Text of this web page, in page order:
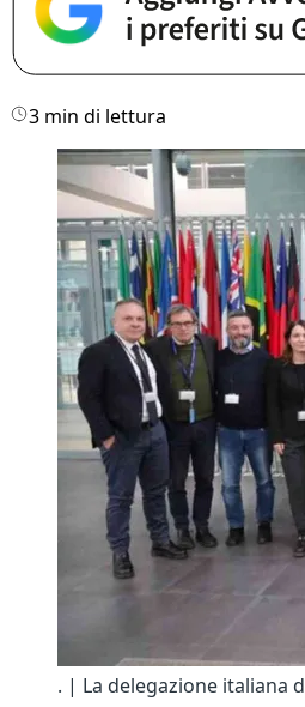
3 min di lettura
. | La delegazione italiana